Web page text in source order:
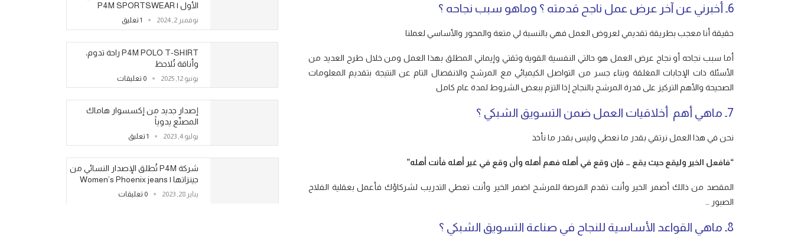
الأول | P4M SPORTSWEAR
نوفمبر 2, 2024 1 تعليق
P4M POLO T-SHIRT راحة تدوم،
وأناقة تُلاحظ
يونيو 12, 2025 0 تعليقات
إصدار جديد من إكسسوار هاماك
المصنّع يدوياً
يوليو 4, 2023 1 تعليق
شركة P4M تُطلق الإصدار النسائي من
جينزاتها | Women’s Phoenix jeans
يناير 28, 2023 0 تعليقات
6ـ أخبرني عن آخر عرض عمل ناجح قدمته ؟ وماهو سبب نجاحه ؟
حقيقة أنا معجب بطريقة تقديمي لعروض العمل فهي بالنسبة لي متعة والمحور والأساسي لعملنا
أما سبب نجاحه أو نجاح عرض العمل هو حالتي النفسية القوية وثقتي وإيماني المطلق بهذا العمل ومن خلال طرح العديد من
الأسئلة ذات الإجابات المغلقة وبناء جسر من التواصل الكيميائي مع المرشح والانفصال التام عن النتيجة بتقديم المعلومات
الصحيحة والأهم التركيز على قدرة المرشح بالنجاح إذا التزم ببعض الشروط لمدة عام كامل
7ـ ماهي أهم أخلاقيات العمل ضمن التسويق الشبكي ؟
نحن في هذا العمل نرتقي بقدر ما نعطي وليس بقدر ما نأخذ
“فافعل الخير وليقع حيث يقع … فإن وقع في أهله فهم أهله وأن وقع في غير أهله فأنت أهله”
المقصد من ذالك أضمر الخير وأنت تقدم الفرصة للمرشح اضمر الخير وأنت تعطي التدريب لشركاؤك فأعمل بعقلية الفلاح
الصبور …
8ـ ماهي القواعد الأساسية للنجاح في صناعة التسويق الشبكي ؟